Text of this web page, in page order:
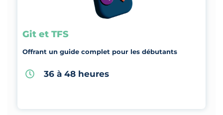
Git et TFS
Offrant un guide complet pour les débutants
36 à 48 heures